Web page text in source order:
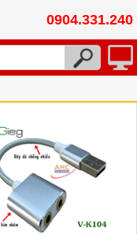
0904.331.240